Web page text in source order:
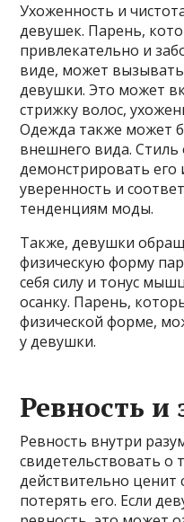
Ухоженность и
девушек. Парень,
привлекательно и
виде, может
девушки. Это может
стрижку волос,
Одежда также может
внешнего вида.
демонстрировать его
уверенность и
тенденциям моды.
Также, девушки
физическую форму
себя силу и тонус
осанку. Парень,
физической форме,
у девушки.
Ревность и
Ревность внутри
свидетельствовать о
действительно ценит
потерять его. Если